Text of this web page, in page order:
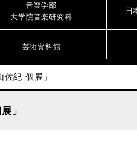
音楽学部
大学院音楽研究科
日
芸術資料館
紀 個展」
」